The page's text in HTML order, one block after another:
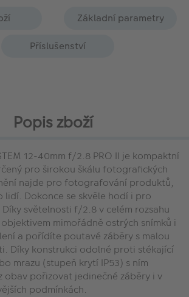
Základní parametry
Příslušenství
Popis zboží
12-40mm f/2.8 PRO II je kompaktní
pro širokou škálu fotografických
najde pro fotografování produktů,
lidí. Dokonce se skvěle hodí i pro
světelnosti f/2.8 v celém rozsahu
mimořádně ostrých snímků i
a pořídíte poutavé záběry s malou
Díky konstrukci odolné proti stékající
mrazu (stupeň krytí IP53) s ním
obav pořizovat jedinečné záběry i v
podmínkách.